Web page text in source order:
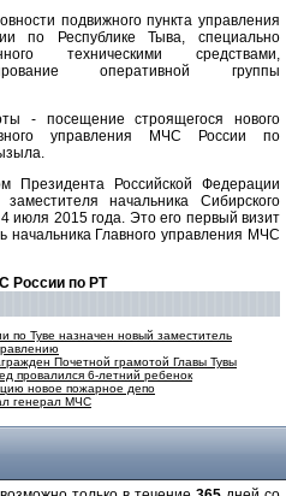
подвижного пункта управления
по Республике Тыва, специально
техническими средствами,
оперативной группы
- посещение строящегося нового
управления МЧС России по
Президента Российской Федерации
начальника Сибирского
июля 2015 года. Это его первый визит
начальника Главного управления МЧС
России по РТ
по Туве назначен новый заместитель
Почетной грамотой Главы Тувы
провалился 6-летний ребенок
новое пожарное депо
генерал МЧС